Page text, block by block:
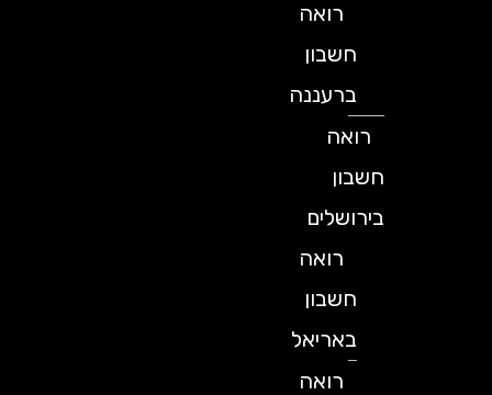
רואה
חשבון
ברעננה
רואה
חשבון
בירושלים
רואה
חשבון
באריאל
רואה